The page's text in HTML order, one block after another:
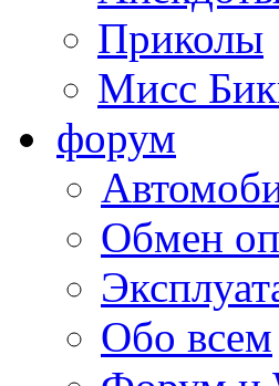
Приколы
Мисс
форум
Обмен
Обо всем